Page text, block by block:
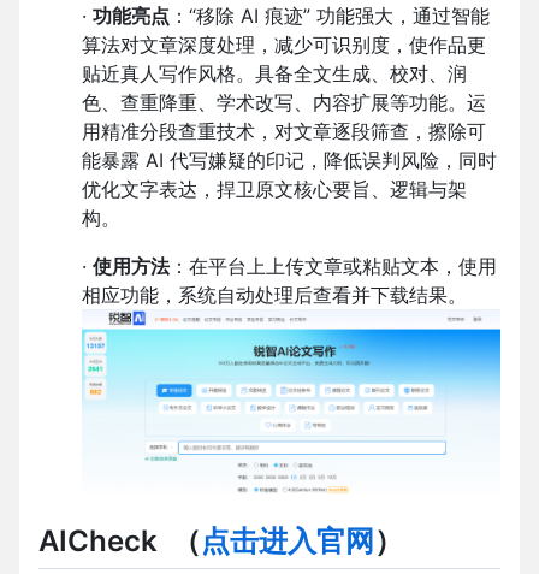
· 功能亮点 ：“移除 AI 痕迹” 功能强大，通过智能
算法对文章深度处理，减少可识别度，使作品更
贴近真人写作风格。具备全文生成、校对、润
色、查重降重、学术改写、内容扩展等功能。运
用精准分段查重技术，对文章逐段筛查，擦除可
能暴露 AI 代写嫌疑的印记，降低误判风险，同时
优化文字表达，捍卫原文核心要旨、逻辑与架
构。
· 使用方法：在平台上上传文章或粘贴文本，使用
相应功能，系统自动处理后查看并下载结果。
AICheck （点击进入官网 ）